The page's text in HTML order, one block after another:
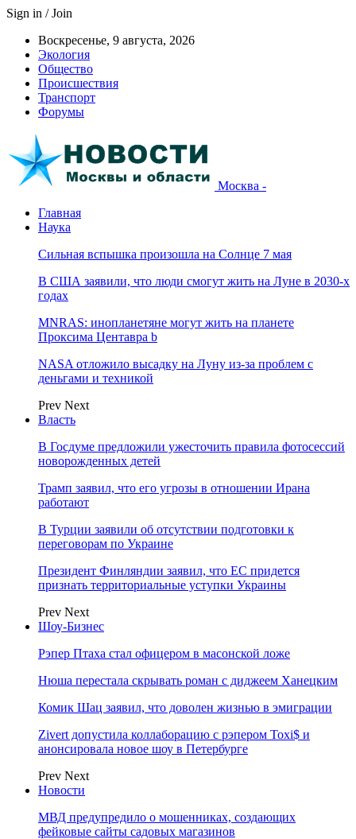
Sign in / Join
Воскресенье, 9 августа, 2026
Экология
Общество
Происшествия
Транспорт
Форумы
Москва -
Главная
Наука
Сильная вспышка произошла на Солнце 7 мая
В США заявили, что люди смогут жить на Луне в 2030-х
годах
MNRAS: инопланетяне могут жить на планете
Проксима Центавра b
NASA отложило высадку на Луну из-за проблем с
деньгами и техникой
Prev Next
Власть
В Госдуме предложили ужесточить правила фотосессий
новорожденных детей
Трамп заявил, что его угрозы в отношении Ирана
работают
В Турции заявили об отсутствии подготовки к
переговорам по Украине
Президент Финляндии заявил, что ЕС придется
признать территориальные уступки Украины
Prev Next
Шоу-Бизнес
Рэпер Птаха стал офицером в масонской ложе
Нюша перестала скрывать роман с диджеем Ханецким
Комик Шац заявил, что доволен жизнью в эмиграции
Zivert допустила коллаборацию с рэпером Toxi$ и
анонсировала новое шоу в Петербурге
Prev Next
Новости
МВД предупредило о мошенниках, создающих
фейковые сайты садовых магазинов